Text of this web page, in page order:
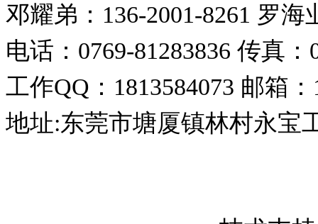
邓耀弟：136-2001-8261 罗海
电话：0769-81283836 传真：
工作QQ：1813584073 邮箱：
地址:东莞市塘厦镇林村永宝